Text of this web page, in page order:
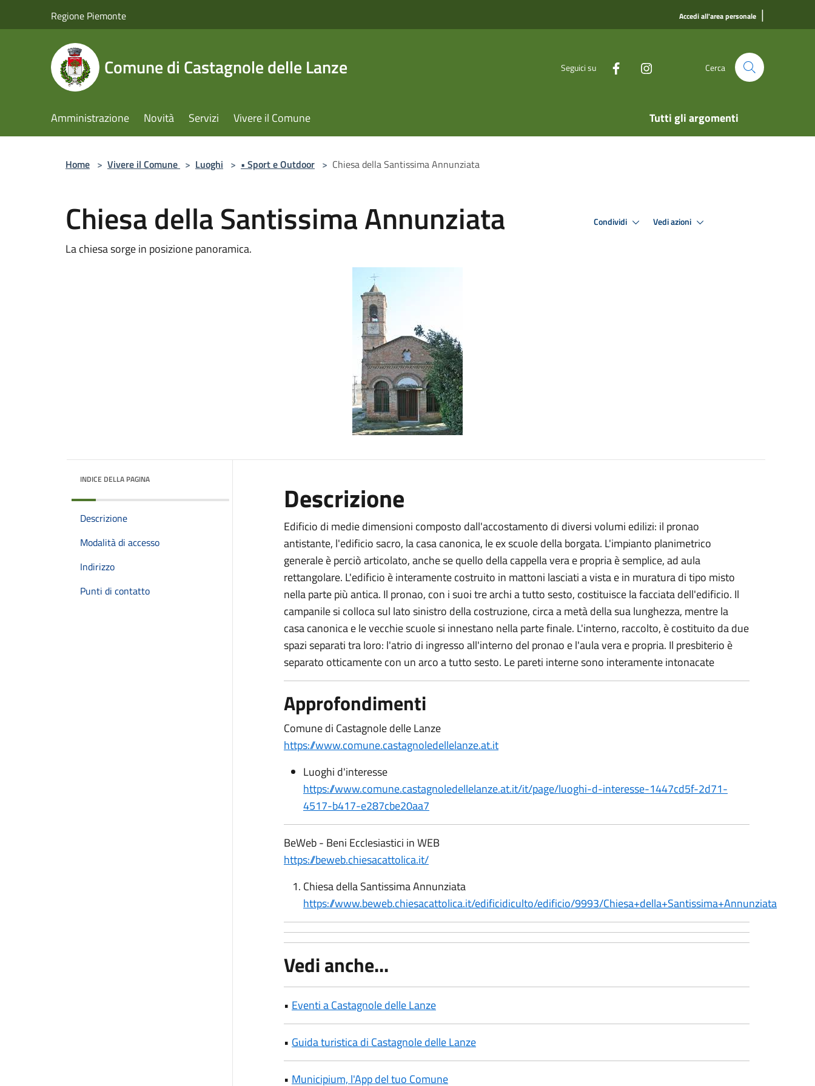
Regione Piemonte Accedi all'area personale |
Comune di Castagnole delle Lanze Seguici su Cerca
Amministrazione Novità Servizi Vivere il Comune Tutti gli argomenti
Home > Vivere il Comune > Luoghi > • Sport e Outdoor > Chiesa della Santissima Annunziata
Chiesa della Santissima Annunziata
La chiesa sorge in posizione panoramica.
Condividi Vedi azioni
INDICE DELLA PAGINA
Descrizione
Modalità di accesso
Indirizzo
Punti di contatto
Descrizione
Edificio di medie dimensioni composto dall'accostamento di diversi volumi edilizi: il pronao
antistante, l'edificio sacro, la casa canonica, le ex scuole della borgata. L'impianto planimetrico
generale è perciò articolato, anche se quello della cappella vera e propria è semplice, ad aula
rettangolare. L'edificio è interamente costruito in mattoni lasciati a vista e in muratura di tipo misto
nella parte più antica. Il pronao, con i suoi tre archi a tutto sesto, costituisce la facciata dell'edificio. Il
campanile si colloca sul lato sinistro della costruzione, circa a metà della sua lunghezza, mentre la
casa canonica e le vecchie scuole si innestano nella parte finale. L'interno, raccolto, è costituito da due
spazi separati tra loro: l'atrio di ingresso all'interno del pronao e l'aula vera e propria. Il presbiterio è
separato otticamente con un arco a tutto sesto. Le pareti interne sono interamente intonacate
Approfondimenti
Comune di Castagnole delle Lanze
https://www.comune.castagnoledellelanze.at.it
Luoghi d'interesse
https://www.comune.castagnoledellelanze.at.it/it/page/luoghi-d-interesse-1447cd5f-2d71-
4517-b417-e287cbe20aa7
BeWeb - Beni Ecclesiastici in WEB
https://beweb.chiesacattolica.it/
Chiesa della Santissima Annunziata
https://www.beweb.chiesacattolica.it/edificidiculto/edificio/9993/Chiesa+della+Santissima+Annunziata
Vedi anche...
• Eventi a Castagnole delle Lanze
• Guida turistica di Castagnole delle Lanze
• Municipium, l'App del tuo Comune